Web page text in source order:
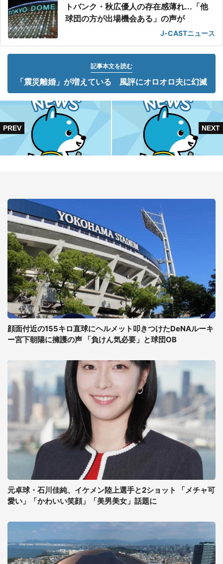
トバンク・秋広優人の存在感薄れ...「他
球団の方が出場機会ある」の声が
J-CASTニュース
記事本文を読む
「震災離婚」が増えている 風評にオロオロ夫に幻滅
顔面付近の155キロ直球にヘルメット叩きつけたDeNAルーキ
ー宮下朝陽に擁護の声 「負けん気必要」と球団OB
元卓球・石川佳純、イケメン陸上選手と2ショット 「メチャ可
愛い」「かわいい笑顔」「美男美女」話題に